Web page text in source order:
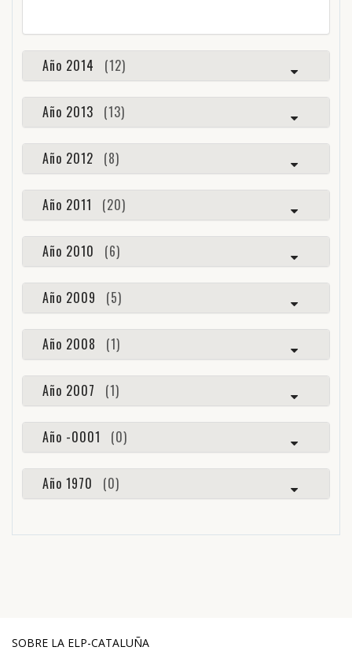
Año 2014 (12)
Año 2013 (13)
Año 2012 (8)
Año 2011 (20)
Año 2010 (6)
Año 2009 (5)
Año 2008 (1)
Año 2007 (1)
Año -0001 (0)
Año 1970 (0)
SOBRE LA ELP-CATALUÑA